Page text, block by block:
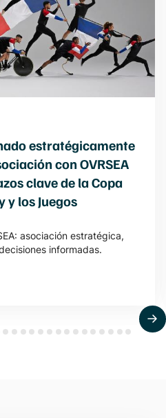
estratégicamente
con OVRSEA
clave de la Copa
y los Juegos
asociación estratégica,
informadas.